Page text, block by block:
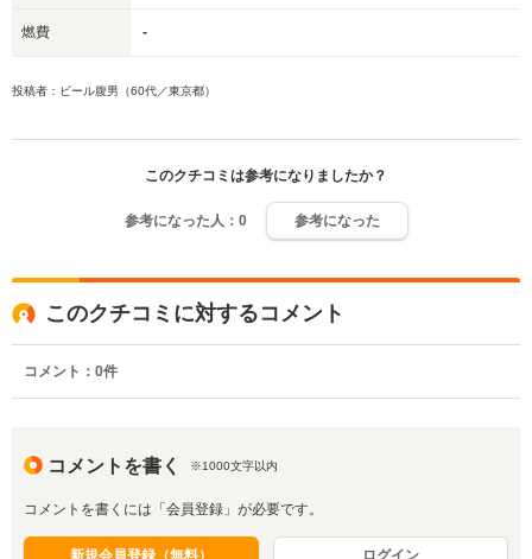
燃費 -
投稿者：ビール腹男（60代／東京都）
このクチコミは参考になりましたか？
参考になった人： 0 参考になった
このクチコミに対するコメント
コメント： 0件
コメントを書く ※1000文字以内
コメントを書くには「会員登録」が必要です。
新規会員登録（無料） ログイン